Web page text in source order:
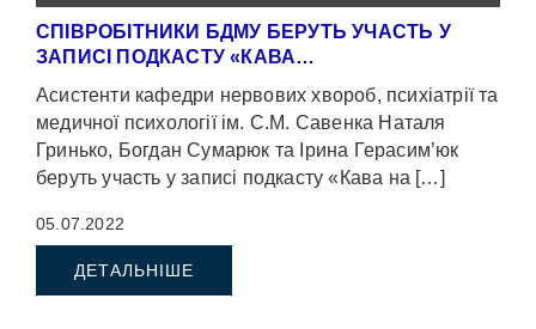
СПІВРОБІТНИКИ БДМУ БЕРУТЬ УЧАСТЬ У
ЗАПИСІ ПОДКАСТУ «КАВА…
Асистенти кафедри нервових хвороб, психіатрії та
медичної психології ім. С.М. Савенка Наталя
Гринько, Богдан Сумарюк та Ірина Герасим’юк
беруть участь у записі подкасту «Кава на […]
05.07.2022
ДЕТАЛЬНІШЕ